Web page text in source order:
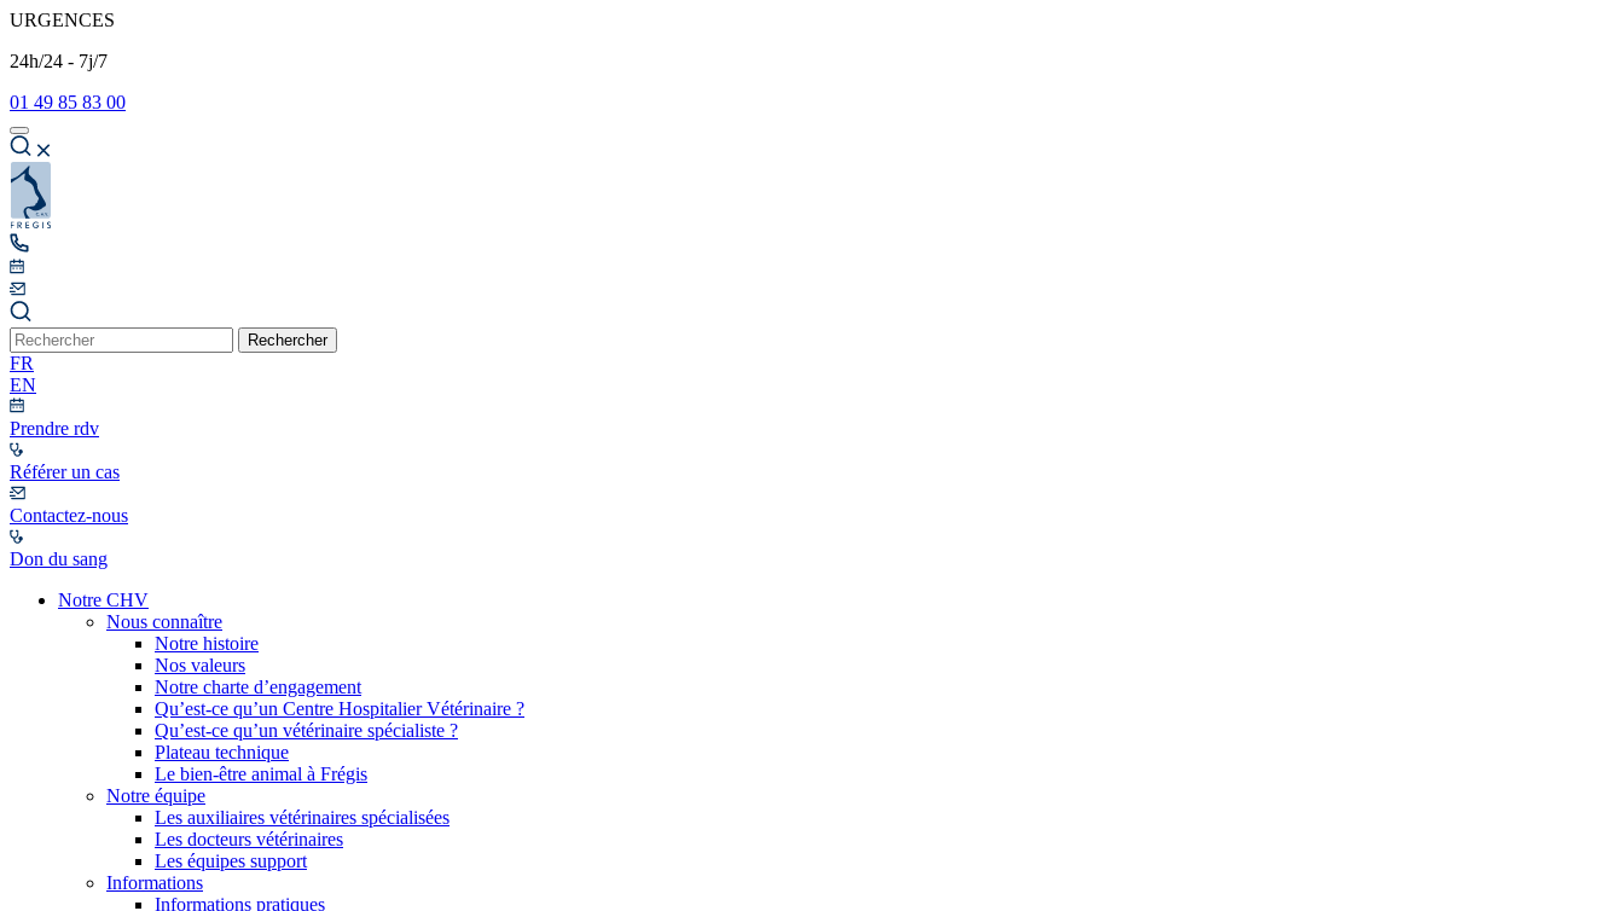
URGENCES
24h/24 - 7j/7
01 49 85 83 00
Rechercher
FR
EN
Prendre rdv
Référer un cas
Contactez-nous
Don du sang
Notre CHV
Nous connaître
Notre histoire
Nos valeurs
Notre charte d’engagement
Qu’est-ce qu’un Centre Hospitalier Vétérinaire ?
Qu’est-ce qu’un vétérinaire spécialiste ?
Plateau technique
Le bien-être animal à Frégis
Notre équipe
Les auxiliaires vétérinaires spécialisées
Les docteurs vétérinaires
Les équipes support
Informations
Informations pratiques